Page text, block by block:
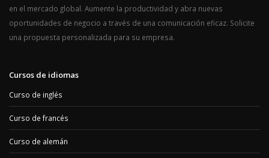
en el mercado global. Aumente la productividad y abra nuevas
oportunidades de negocio a través de una comunicación eficaz. Solicite
una propuesta personalizada para su empresa.
Cursos de idiomas
Curso de inglés
Curso de francés
Curso de alemán